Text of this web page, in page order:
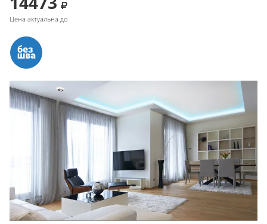
Цена актуальна до